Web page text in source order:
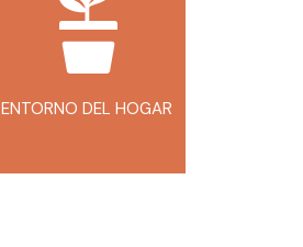
ENTORNO DEL HOGAR